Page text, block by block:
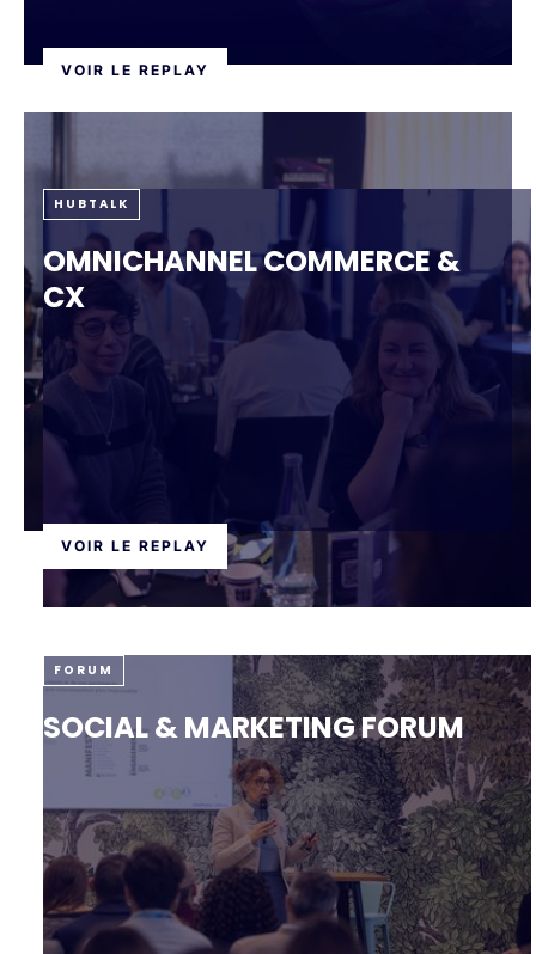
VOIR LE REPLAY
HUBTALK
OMNICHANNEL COMMERCE &
CX
VOIR LE REPLAY
FORUM
SOCIAL & MARKETING FORUM